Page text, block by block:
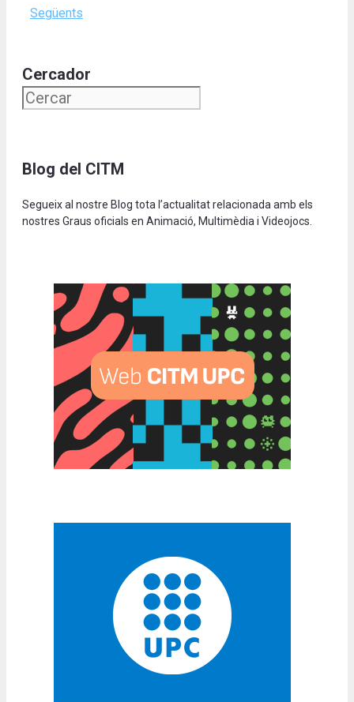
Següents
Cercador
Blog del CITM
Segueix al nostre Blog tota l’actualitat relacionada amb els
nostres Graus oficials en Animació, Multimèdia i Videojocs.